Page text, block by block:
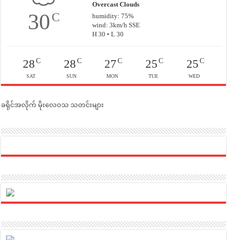
30C
Overcast Clouds
humidity: 75%
wind: 3km/h SSE
H 30 • L 30
28C
SAT
28C
SUN
27 C
MON
25C
TUE
25C
WED
ခရိုင်အလိုက် မိုးလေဝသ သတင်းများ